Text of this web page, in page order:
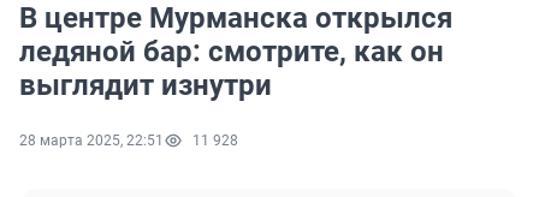
В центре Мурманска открылся
ледяной бар: смотрите, как он
выглядит изнутри
28 марта 2025, 22:51 11 928